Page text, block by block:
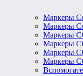
Маркеры
Маркеры
Маркеры
Маркеры
Маркеры
Маркеры